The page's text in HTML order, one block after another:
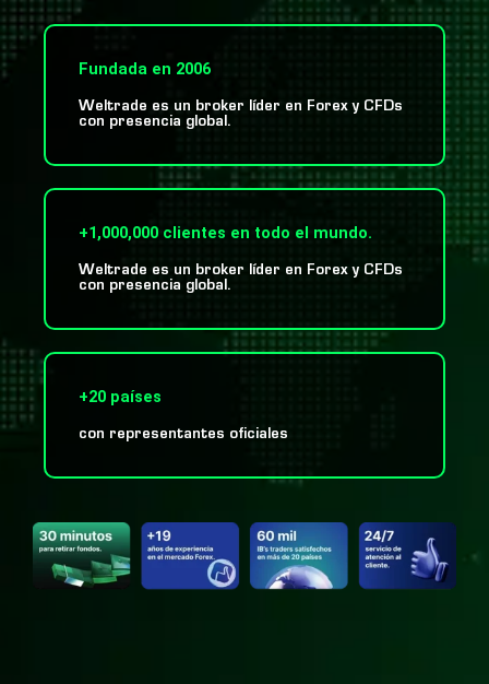
Fundada en 2006
Weltrade es un broker líder en Forex y CFDs
con presencia global.
+1,000,000 clientes en todo el mundo.
Weltrade es un broker líder en Forex y CFDs
con presencia global.
+20 países
con representantes oficiales